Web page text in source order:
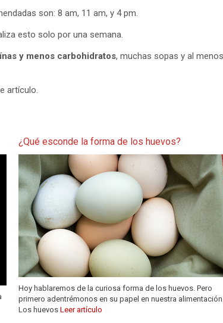
son: 8 am, 11 am, y 4 pm.
esto solo por una semana.
y menos carbohidratos, muchas sopas y al
artículo.
¿Qué esconde la forma de los huevos?
Hoy hablaremos de la curiosa forma de los huevos. Pero
primero adentrémonos en su papel en nuestra alimentación.
Los huevos Leer artículo